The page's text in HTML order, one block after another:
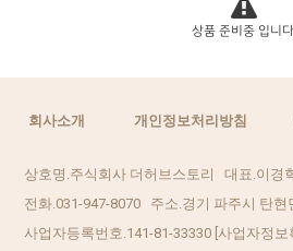
상품 준비중 입니
회사소개 개인정보처리방침
상호명.주식회사 더허브스토리 대표.이경
전화.031-947-8070 주소.경기 파주시 탄현
사업자등록번호.141-81-33330 [사업자정보